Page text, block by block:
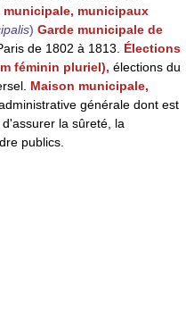
municipale, municipaux
) Garde municipale de
de 1802 à 1813. Élections
féminin pluriel), élections du
Maison municipale,
générale dont est
la sûreté, la
publics.